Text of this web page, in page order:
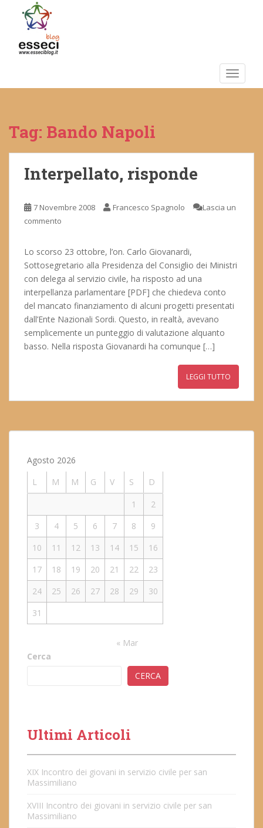
m
Tag: Bando Napoli
Interpellato, risponde
7 Novembre 2008 Francesco Spagnolo
Lascia un
commento
Lo scorso 23 ottobre, l’on. Carlo Giovanardi,
Sottosegretario alla Presidenza del Consiglio dei Ministri
con delega al servizio civile, ha risposto ad una
interpellanza parlamentare [PDF] che chiedeva conto
del mancato finanziamento di alcuni progetti presentati
dall’Ente Nazionali Sordi. Questo, in realtà, avevano
semplicemente un punteggio di valutazione alquanto
basso. Nella risposta Giovanardi ha comunque […]
LEGGI TUTTO
Agosto 2026
L
M M G V S
D
1
2
3
4 5 6 7 8
9
10
11 12 13 14 15
16
17
18 19 20 21 22
23
24
25 26 27 28 29
30
31
« Mar
Cerca
CERCA
Ultimi Articoli
XIX Incontro dei giovani in servizio civile per san
Massimiliano
XVIII Incontro dei giovani in servizio civile per san
Massimiliano